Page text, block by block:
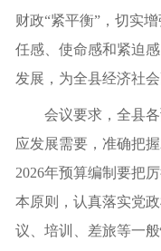
财政“紧平衡”，切实
任感、使命感和紧迫
发展，为全县经济社
会议要求，全县
应发展需要，准确把
2026年预算编制要把
本原则，认真落实党
议、培训、差旅等一